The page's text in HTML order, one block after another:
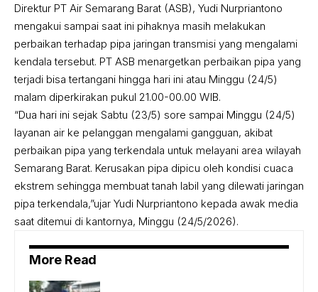
Direktur PT Air Semarang Barat (ASB), Yudi Nurpriantono
mengakui sampai saat ini pihaknya masih melakukan
perbaikan terhadap pipa jaringan transmisi yang mengalami
kendala tersebut. PT ASB menargetkan perbaikan pipa yang
terjadi bisa tertangani hingga hari ini atau Minggu (24/5)
malam diperkirakan pukul 21.00-00.00 WIB.
“Dua hari ini sejak Sabtu (23/5) sore sampai Minggu (24/5)
layanan air ke pelanggan mengalami gangguan, akibat
perbaikan pipa yang terkendala untuk melayani area wilayah
Semarang Barat. Kerusakan pipa dipicu oleh kondisi cuaca
ekstrem sehingga membuat tanah labil yang dilewati jaringan
pipa terkendala,”ujar Yudi Nurpriantono kepada awak media
saat ditemui di kantornya, Minggu (24/5/2026).
More Read